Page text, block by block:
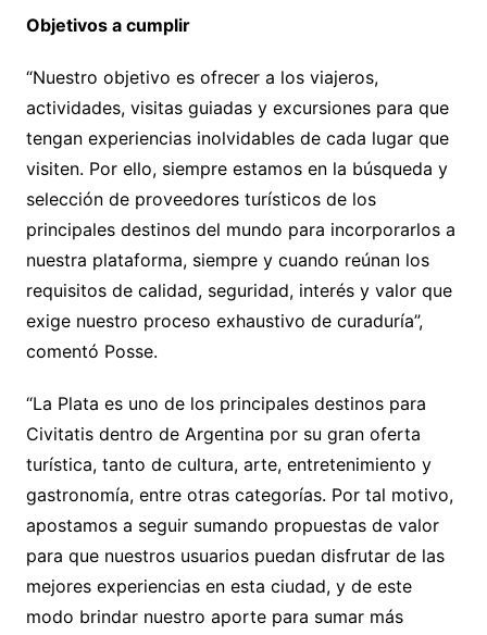
Objetivos a cumplir
“Nuestro objetivo es ofrecer a los viajeros,
actividades, visitas guiadas y excursiones para que
tengan experiencias inolvidables de cada lugar que
visiten. Por ello, siempre estamos en la búsqueda y
selección de proveedores turísticos de los
principales destinos del mundo para incorporarlos a
nuestra plataforma, siempre y cuando reúnan los
requisitos de calidad, seguridad, interés y valor que
exige nuestro proceso exhaustivo de curaduría”,
comentó Posse.
“La Plata es uno de los principales destinos para
Civitatis dentro de Argentina por su gran oferta
turística, tanto de cultura, arte, entretenimiento y
gastronomía, entre otras categorías. Por tal motivo,
apostamos a seguir sumando propuestas de valor
para que nuestros usuarios puedan disfrutar de las
mejores experiencias en esta ciudad, y de este
modo brindar nuestro aporte para sumar más